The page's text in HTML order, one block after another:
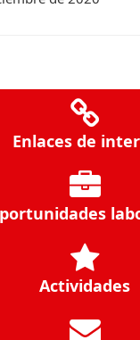
Enlaces de
Actividades